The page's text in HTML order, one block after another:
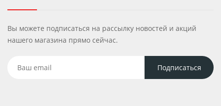
Вы можете подписаться на рассылку новостей и акций
нашего магазина прямо сейчас.